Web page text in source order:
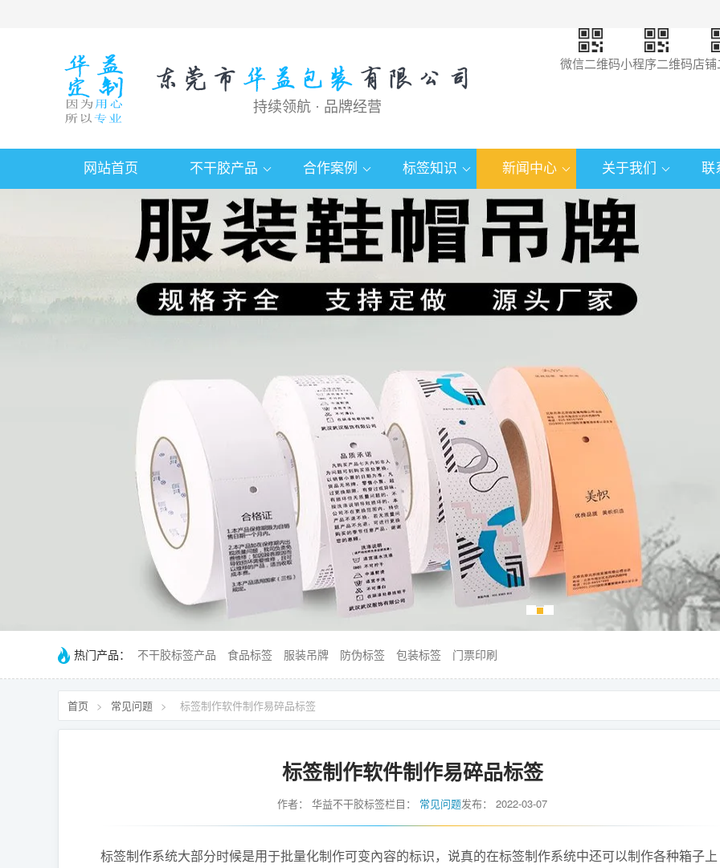
持续领航 · 品牌经营
微信二维码小程序二维码店铺
网站首页 不干胶产品 合作案例 标签知识 新闻中心 关于我们 联
热门产品： 不干胶标签产品 食品标签 服装吊牌 防伪标签 包装标签 门票印刷
首页 > 常见问题 > 标签制作软件制作易碎品标签
标签制作软件制作易碎品标签
作者： 华益不干胶标签栏目： 常见问题发布： 2022-03-07
标签制作系统大部分时候是用于批量化制作可变內容的标识，说真的在标签制作系统中还可以制作各种箱子上